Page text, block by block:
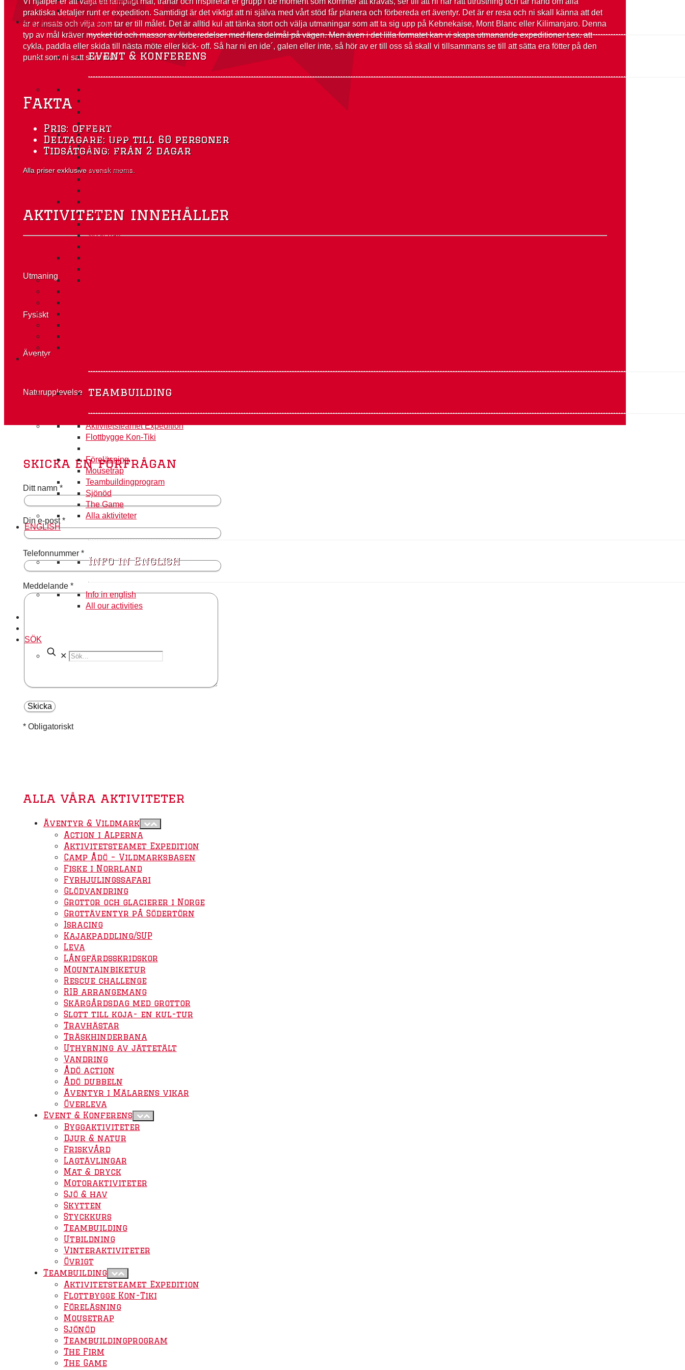
EVENT & KONFERENS
event & konferens
Djur & natur
Drinkbåt
Matlagningsmästarna
Motoraktiviteter
Firning
Sjö & hav
TEAMBUILDING
teambuilding
Aktivitetsteamet Expedition
Flottbygge Kon-Tiki
Föreläsning
Mousetrap
Teambuildingprogram
Sjönöd
The Game
Alla aktiviteter
ENGLISH
Info in English
Info in english
All our activities
SÖK
✕
praktiska detaljer runt er expedition. Samtidigt är det viktigt att ni själva med vårt stöd får planera och förbereda ert äventyr. Det är er resa och ni skall känna att det
är er insats och vilja som tar er till målet. Det är alltid kul att tänka stort och välja utmaningar som att ta sig upp på Kebnekaise, Mont Blanc eller Kilimanjaro. Denna
typ av mål kräver mycket tid och massor av förberedelser med flera delmål på vägen. Men även i det lilla formatet kan vi skapa utmanande expeditioner t.ex. att
cykla, paddla eller skida till nästa möte eller kick- off. Så har ni en ide´, galen eller inte, så hör av er till oss så skall vi tillsammans se till att sätta era fötter på den
punkt som ni satt som mål.
Fakta
Pris: offert
Deltagare: upp till 60 personer
Tidsåtgång: från 2 dagar
Alla priser exklusive svensk moms.
aktiviteten innehåller
Utmaning
Fysiskt
Äventyr
Naturupplevelse
skicka en förfrågan
Ditt namn *
Din e-post *
Telefonnummer *
Meddelande *
* Obligatoriskt
alla våra aktiviteter
Äventyr & Vildmark
Action i Alperna
Aktivitetsteamet Expedition
Camp Ådö – Vildmarksbasen
Fiske i Norrland
Fyrhjulingssafari
Glödvandring
Grottor och glacierer i Norge
Grottäventyr på Södertörn
Isracing
Kajakpaddling/SUP
Leva
Långfärdsskridskor
Mountainbiketur
Rescue challenge
RIB arrangemang
Skärgårdsdag med grottor
Slott till koja- en kul-tur
Travhästar
Träskhinderbana
Uthyrning av jättetält
Vandring
Ådö action
Ådö dubbeln
Äventyr i Mälarens vikar
Överleva
Event & Konferens
Byggaktiviteter
Djur & natur
Friskvård
Lagtävlingar
Mat & dryck
Motoraktiviteter
Sjö & hav
Skytten
Styckkurs
Teambuilding
Utbildning
Vinteraktiviteter
Övrigt
Teambuilding
Aktivitetsteamet Expedition
Flottbygge Kon-Tiki
Föreläsning
Mousetrap
Sjönöd
Teambuildingprogram
The Firm
The Game